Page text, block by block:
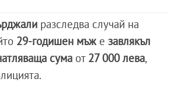
разследва случай на
29-годишен мъж е завлякъл
сума от 27 000 лева,